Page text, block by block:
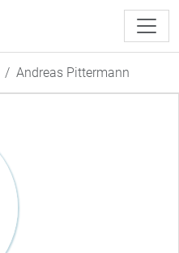
Andreas Pittermann